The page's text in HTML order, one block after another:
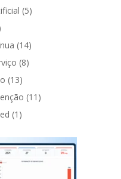
(5)
(14)
(8)
(13)
(11)
(1)